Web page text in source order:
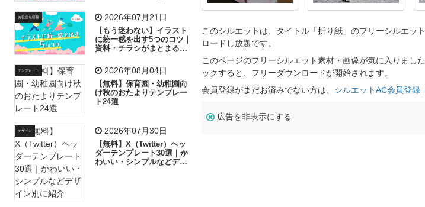
子供 作業員 相談 ピクトグラム
お役立ち情報 2026年07月21日
【もう迷わない】イラスト
に統一感を出す5つのコツ｜
資料・チラシがまとまるフ
テンプレート 2026年08月04日
【無料】保育園・幼稚園向
け秋のおたよりテンプレー
ト24選
デザイン 2026年07月30日
【無料】X（Twitter）ヘッ
ダーテンプレート30選｜か
わいい・シンプルなどデザ
このシルエットは、タイトル「折り紙」のフリーシルエッ
ロードし放題です。
このページのフリーシルエット素材・画像が気に入りまし
ックすると、フリーダウンロードが開始されます。
会員登録がまだお済みでない方は、 シルエットAC会員登録
広告を非表示にする